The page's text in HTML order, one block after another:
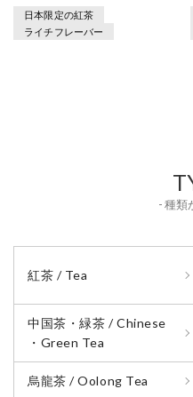
日本限定の紅茶
ライチフレーバー
- 種類
紅茶 / Tea
中国茶・緑茶 / Chinese
・Green Tea
烏龍茶 / Oolong Tea